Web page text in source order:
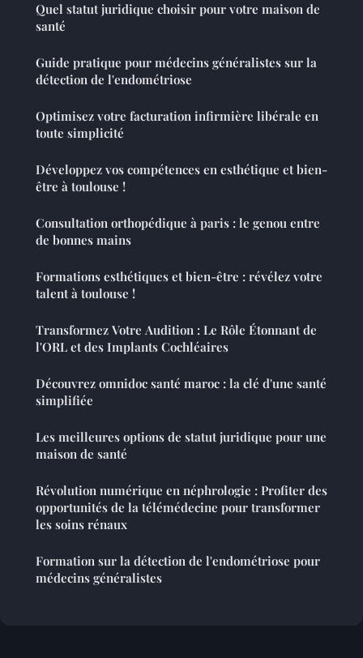
Quel statut juridique choisir pour votre maison de
santé
Guide pratique pour médecins généralistes sur la
détection de l'endométriose
Optimisez votre facturation infirmière libérale en
toute simplicité
Développez vos compétences en esthétique et bien-
être à toulouse !
Consultation orthopédique à paris : le genou entre
de bonnes mains
Formations esthétiques et bien-être : révélez votre
talent à toulouse !
Transformez Votre Audition : Le Rôle Étonnant de
l'ORL et des Implants Cochléaires
Découvrez omnidoc santé maroc : la clé d'une santé
simplifiée
Les meilleures options de statut juridique pour une
maison de santé
Révolution numérique en néphrologie : Profiter des
opportunités de la télémédecine pour transformer
les soins rénaux
Formation sur la détection de l'endométriose pour
médecins généralistes